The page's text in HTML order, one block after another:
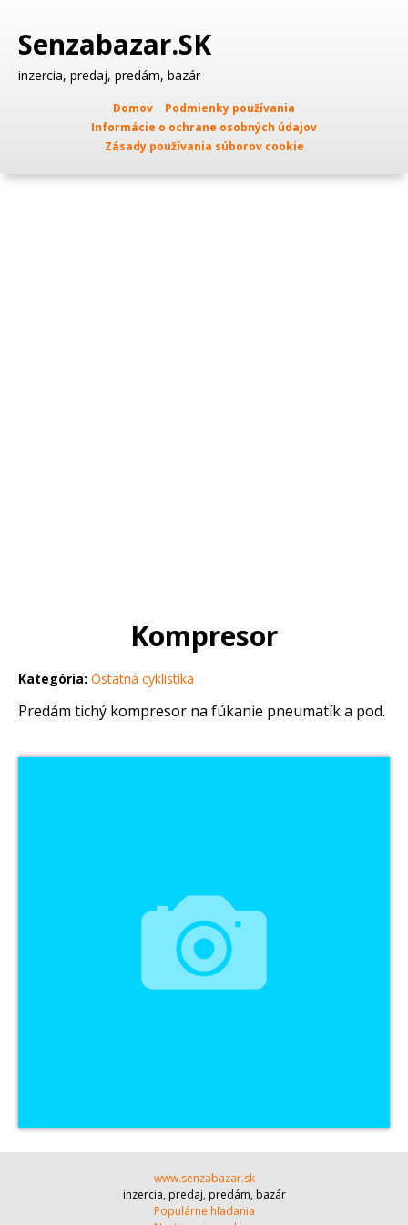
Senzabazar.SK
inzercia, predaj, predám, bazár
Domov
Podmienky používania
Informácie o ochrane osobných údajov
Zásady používania súborov cookie
Kompresor
Kategória: Ostatná cyklistika
Predám tichý kompresor na fúkanie pneumatík a pod.
www.senzabazar.sk
inzercia, predaj, predám, bazár
Populárne hľadania